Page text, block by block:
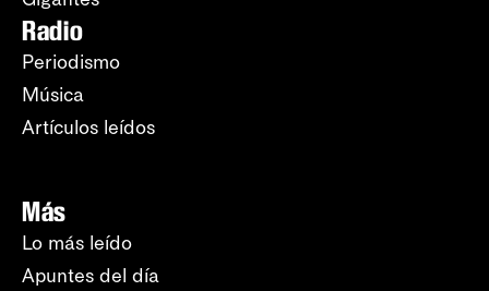
Radio
Periodismo
Música
Artículos leídos
Más
Lo más leído
Apuntes del día